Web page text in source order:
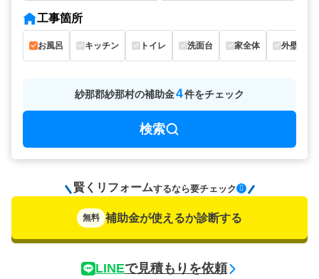
工事箇所
お風呂 キッチン トイレ 洗面台 家全体 外壁
紗那郡紗那村の補助金4件をチェック
検索
賢くリフォームするなら要チェック
無料 補助金が使えるか診断する
LINEで見積もりを依頼